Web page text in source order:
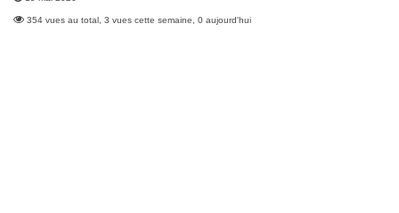
354 vues au total, 3 vues cette semaine, 0 aujourd'hui